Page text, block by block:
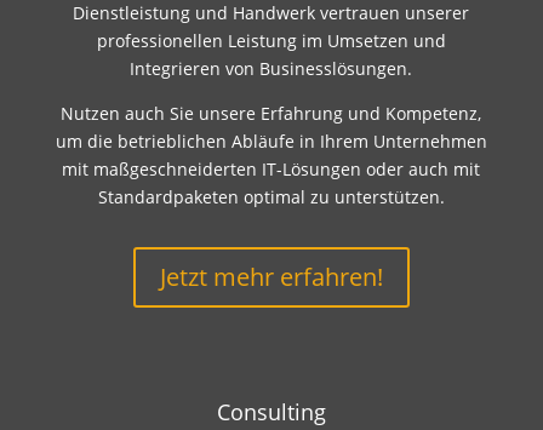
Dienstleistung und Handwerk vertrauen unserer
professionellen Leistung im Umsetzen und
Integrieren von Businesslösungen.
Nutzen auch Sie unsere Erfahrung und Kompetenz,
um die betrieblichen Abläufe in Ihrem Unternehmen
mit maßgeschneiderten IT-Lösungen oder auch mit
Standardpaketen optimal zu unterstützen.
Jetzt mehr erfahren!
Consulting